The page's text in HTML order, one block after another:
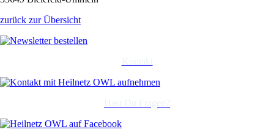
zurück zur Übersicht